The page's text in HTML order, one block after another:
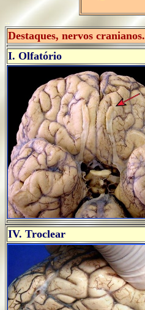
..
Destaques, nervos cranianos.
I. Olfatório
IV. Troclear